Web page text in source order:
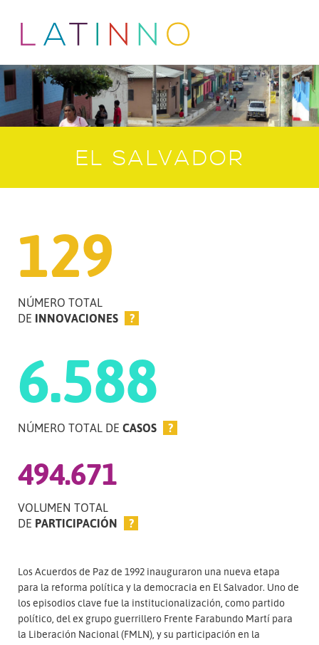
EL SALVADOR
129
NÚMERO TOTAL
DE INNOVACIONES ?
6.588
NÚMERO TOTAL DE CASOS ?
494.671
VOLUMEN TOTAL
DE PARTICIPACIÓN ?
Los Acuerdos de Paz de 1992 inauguraron una nueva etapa
para la reforma política y la democracia en El Salvador. Uno de
los episodios clave fue la institucionalización, como partido
político, del ex grupo guerrillero Frente Farabundo Martí para
la Liberación Nacional (FMLN), y su participación en la